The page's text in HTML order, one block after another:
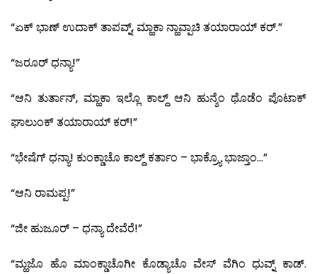
“ಏಕ್ ಭಾಣ್ ಉದಾಕ್ ತಾಪವ್ನ್, ಮ್ಹಾಕಾ ನ್ಹಾವ್ಪಾಚಿ ತಯಾರಾಯ್ ಕರ್.”
“ಜರೂರ್ ಧನ್ಯಾ!”
“ಆನಿ ತುರ್ತಾನ್, ಮ್ಹಾಕಾ ಇಲ್ಲೊ ಕಾಲ್ದ್ ಆನಿ ಹುನ್ಶೆಂ ಥೊಡೆಂ ಪೊಟಾಕ್
ಘಾಲುಂಕ್ ತಯಾರಾಯ್ ಕರ್!”
“ಭೇಷೆಗ್ ಧನ್ಯಾ! ಕುಂಕ್ಡಾಚೊ ಕಾಲ್ದ್ ಕರ್ತಾಂ – ಭಾಕ್ರ್ಯೊ ಭಾಜ್ತಾಂ…”
“ಆನಿ ರಾಮಪ್ಪ!”
“ಜೀ ಹುಜೂರ್ – ಧನ್ಯಾ ದೇವೆರೆ!”
“ಮ್ಹಜೊ ಹೊ ಮಾಂಕ್ಡಾಚೊಗೀ ಕೊಡ್ಯಾಚೊ ವೇಸ್ ವೆಗಿಂ ಧುವ್ನ್ ಕಾಡ್.